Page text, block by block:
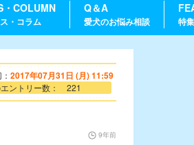
・COLUMN
・コラム
Q＆A
愛犬のお悩み相談 特集
2017年07月31日 (月) 11:59
ントリー数： 221
9年前